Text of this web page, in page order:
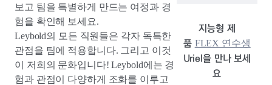
보고 팀을 특별하게 만드는 여정과 경
험을 확인해 보세요.
Leybold의 모든 직원들은 각자 독특한
관점을 팀에 적용합니다. 그리고 이것
이 저희의 문화입니다! Leybold에는 경
험과 관점이 다양하게 조화를 이루고
지능형 제
품FLEX 연수생
Uriel을 만나 보세
요